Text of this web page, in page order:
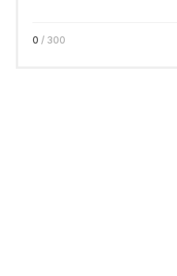
0 / 300